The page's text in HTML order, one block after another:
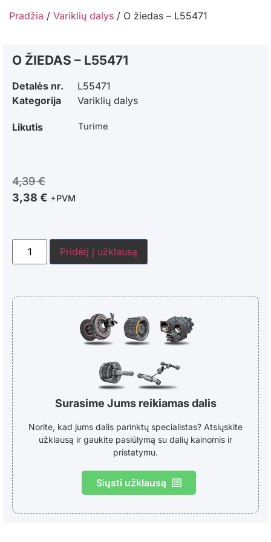
Pradžia / Variklių dalys / O žiedas – L55471
O ŽIEDAS – L55471
Detalės nr.
L55471
Kategorija
Variklių dalys
Likutis Turime
4,39€
3,38 € +PVM
Pridėtį į užklausą
Surasime Jums reikiamas dalis
Norite, kad jums dalis parinktų specialistas? Atsiųskite
užklausą ir gaukite pasiūlymą su dalių kainomis ir
pristatymu.
Siųsti užklausą